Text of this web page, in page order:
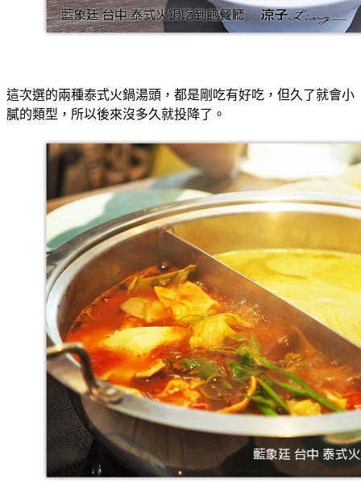
這次選的兩種泰式火鍋湯頭，都是剛吃有好吃，但久了就會小
膩的類型，所以後來沒多久就投降了。